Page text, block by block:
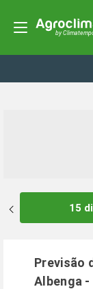
15
Previsão
Albenga -